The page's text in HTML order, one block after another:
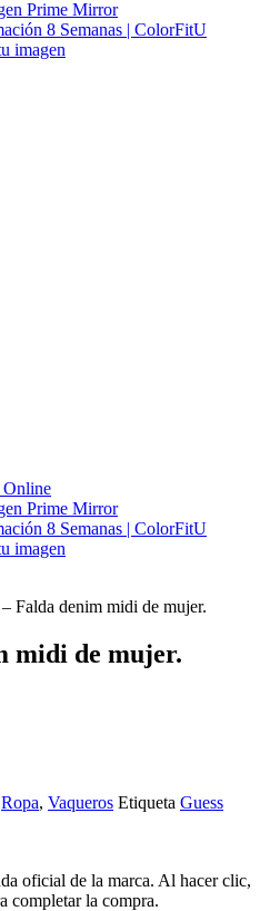
Prime Mirror
8 Semanas | ColorFitU
imagen
Online
Prime Mirror
8 Semanas | ColorFitU
imagen
Falda denim midi de mujer.
midi de mujer.
Ropa, Vaqueros Etiqueta Guess
oficial de la marca. Al hacer clic,
completar la compra.